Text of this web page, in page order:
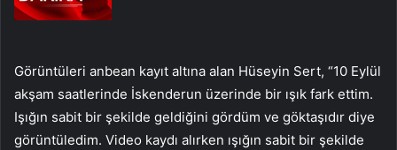
Görüntüleri anbean kayıt altına alan Hüseyin Sert, “10 Eylül
akşam saatlerinde İskenderun üzerinde bir ışık fark ettim.
Işığın sabit bir şekilde geldiğini gördüm ve göktaşıdır diye
görüntüledim. Video kaydı alırken ışığın sabit bir şekilde